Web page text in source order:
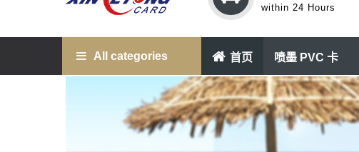
within 24 Hours
All categories 首页 喷墨 PVC 卡